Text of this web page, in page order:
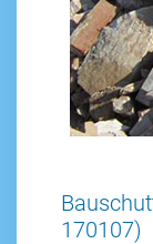
170107)